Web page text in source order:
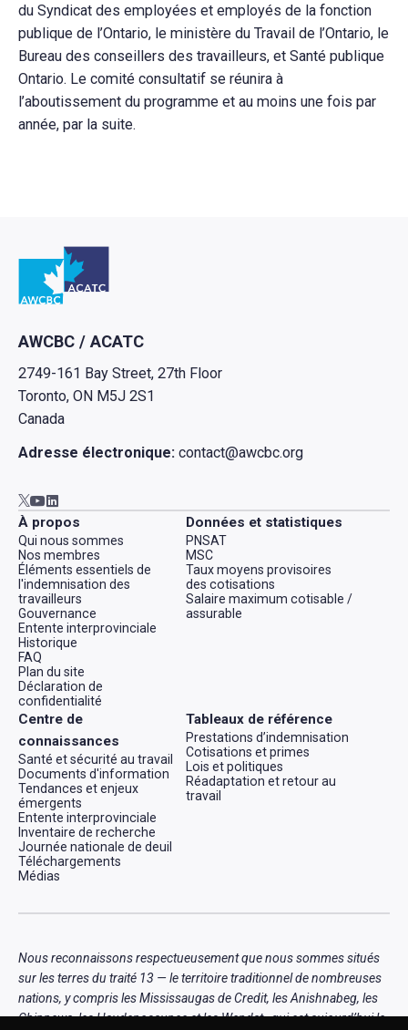
du Syndicat des employées et employés de la fonction
publique de l’Ontario, le ministère du Travail de l’Ontario, le
Bureau des conseillers des travailleurs, et Santé publique
Ontario. Le comité consultatif se réunira à
l’aboutissement du programme et au moins une fois par
année, par la suite.
Retour à l'Accueil
AWCBC / ACATC
2749-161 Bay Street, 27th Floor
Toronto, ON M5J 2S1
Canada
Adresse électronique:contact@awcbc.org
Aller à AWCBC / ACATC twitter in new tab
Aller à AWCBC / ACATC youtube in new tab
À propos
Qui nous sommes
Nos membres
Éléments essentiels de
l'indemnisation des
travailleurs
Gouvernance
Entente interprovinciale
Historique
FAQ
Plan du site
Déclaration de
confidentialité
Données et statistiques
PNSAT
MSC
Taux moyens provisoires
des cotisations
Salaire maximum cotisable /
assurable
Centre de
connaissances
Santé et sécurité au travail
Documents d'information
Tendances et enjeux
émergents
Entente interprovinciale
Inventaire de recherche
Journée nationale de deuil
Téléchargements
Médias
Tableaux de référence
Prestations d’indemnisation
Cotisations et primes
Lois et politiques
Réadaptation et retour au
travail
Nous reconnaissons respectueusement que nous sommes situés
sur les terres du traité 13 — le territoire traditionnel de nombreuses
nations, y compris les Mississaugas de Credit, les Anishnabeg, les
Chippewa, les Haudenosaunee et les Wendat , qui est aujourd’hui le